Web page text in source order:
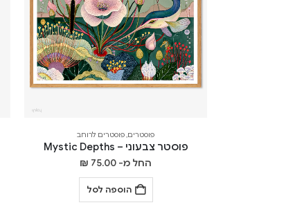
פוסטרים,פוסטרים לרוחב
פוסטר צבעוני – Mystic Depths
החל מ- ₪ 75.00
הוספה לסל